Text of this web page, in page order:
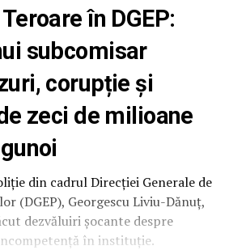
în DGEP:
subcomisar
corupție și
zeci de milioane
din cadrul Direcției Generale de
(DGEP), Georgescu Liviu-Dănuț,
dezvăluiri șocante despre
în instituție.